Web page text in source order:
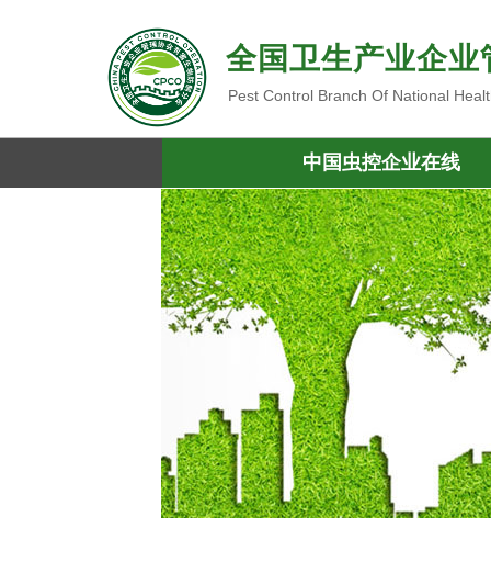
全国卫生产业企
Pest Control Branch Of National
中国虫控企业在线